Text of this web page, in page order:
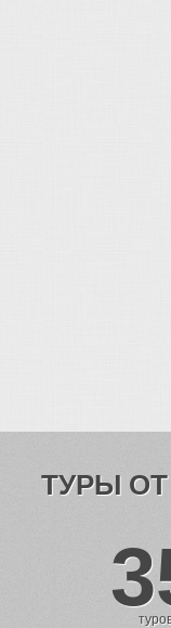
ТУРЫ ОТ